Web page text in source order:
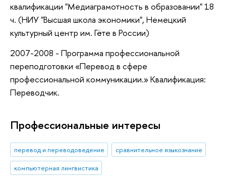
квалификации "Медиаграмотность в образовании" 18
ч. (НИУ "Высшая школа экономики", Немецкий
культурный центр им. Гёте в России)
2007-2008 - Программа профессиональной
переподготовки «Перевод в сфере
профессиональной коммуникации.» Квалификация:
Переводчик.
Профессиональные интересы
перевод и переводоведение
сравнительное языкознание
компьютерная лингвистика